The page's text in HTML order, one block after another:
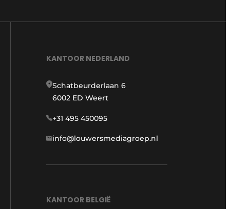
KANTOOR NEDERLAND
Schatbeurderlaan 6
6002 ED Weert
+31 495 450095
info@louwersmediagroep.nl
KANTOOR BELGIË